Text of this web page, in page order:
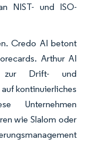
NIST- und ISO-
Credo AI betont
Arthur AI
zur Drift- und
kontinuierliches
Unternehmen
wie Slalom oder